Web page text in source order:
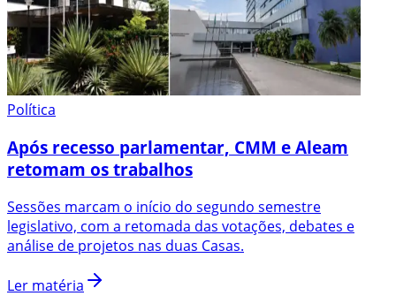
Política
Após recesso parlamentar, CMM e Aleam
retomam os trabalhos
Sessões marcam o início do segundo semestre
legislativo, com a retomada das votações, debates e
análise de projetos nas duas Casas.
Ler matéria